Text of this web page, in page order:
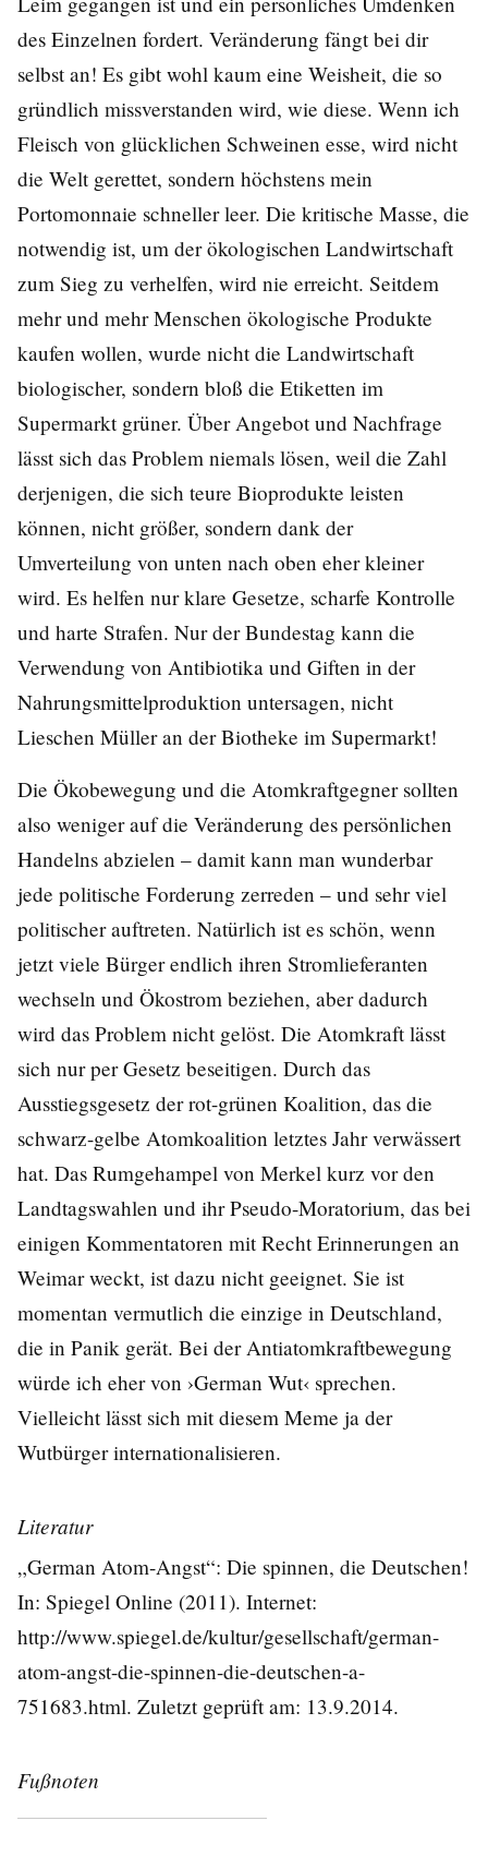
des Einzelnen fordert. Veränderung fängt bei dir
selbst an! Es gibt wohl kaum eine Weisheit, die so
gründlich missverstanden wird, wie diese. Wenn ich
Fleisch von glücklichen Schweinen esse, wird nicht
die Welt gerettet, sondern höchstens mein
Portomonnaie schneller leer. Die kritische Masse, die
notwendig ist, um der ökologischen Landwirtschaft
zum Sieg zu verhelfen, wird nie erreicht. Seitdem
mehr und mehr Menschen ökologische Produkte
kaufen wollen, wurde nicht die Landwirtschaft
biologischer, sondern bloß die Etiketten im
Supermarkt grüner. Über Angebot und Nachfrage
lässt sich das Problem niemals lösen, weil die Zahl
derjenigen, die sich teure Bioprodukte leisten
können, nicht größer, sondern dank der
Umverteilung von unten nach oben eher kleiner
wird. Es helfen nur klare Gesetze, scharfe Kontrolle
und harte Strafen. Nur der Bundestag kann die
Verwendung von Antibiotika und Giften in der
Nahrungsmittelproduktion untersagen, nicht
Lieschen Müller an der Biotheke im Supermarkt!
Die Ökobewegung und die Atomkraftgegner sollten
also weniger auf die Veränderung des persönlichen
Handelns abzielen – damit kann man wunderbar
jede politische Forderung zerreden – und sehr viel
politischer auftreten. Natürlich ist es schön, wenn
jetzt viele Bürger endlich ihren Stromlieferanten
wechseln und Ökostrom beziehen, aber dadurch
wird das Problem nicht gelöst. Die Atomkraft lässt
sich nur per Gesetz beseitigen. Durch das
Ausstiegsgesetz der rot-grünen Koalition, das die
schwarz-gelbe Atomkoalition letztes Jahr verwässert
hat. Das Rumgehampel von Merkel kurz vor den
Landtagswahlen und ihr Pseudo-Moratorium, das bei
einigen Kommentatoren mit Recht Erinnerungen an
Weimar weckt, ist dazu nicht geeignet. Sie ist
momentan vermutlich die einzige in Deutschland,
die in Panik gerät. Bei der Antiatomkraftbewegung
würde ich eher von ›German Wut‹ sprechen.
Vielleicht lässt sich mit diesem Meme ja der
Wutbürger internationalisieren.
Literatur
„German Atom-Angst“: Die spinnen, die Deutschen!
In: Spiegel Online (2011). Internet:
http://www.spiegel.de/kultur/gesellschaft/german-
atom-angst-die-spinnen-die-deutschen-a-
751683.html. Zuletzt geprüft am: 13.9.2014.
Fußnoten